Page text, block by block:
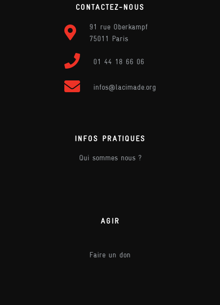
CONTACTEZ-NOUS
91 rue Oberkampf
75011 Paris
01 44 18 66 06
infos@lacimade.org
INFOS PRATIQUES
Qui sommes nous ?
AGIR
Faire un don